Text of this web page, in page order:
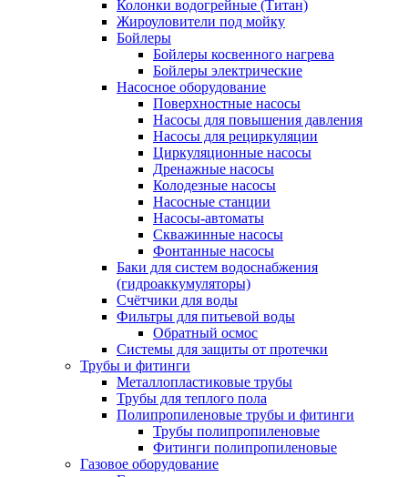
Колонки водогрейные (Титан)
Жироуловители под мойку
Бойлеры
Бойлеры косвенного нагрева
Бойлеры электрические
Насосное оборудование
Поверхностные насосы
Насосы для повышения давления
Насосы для рециркуляции
Циркуляционные насосы
Дренажные насосы
Колодезные насосы
Насосные станции
Насосы-автоматы
Скважинные насосы
Фонтанные насосы
Баки для систем водоснабжения
(гидроаккумуляторы)
Счётчики для воды
Фильтры для питьевой воды
Обратный осмос
Системы для защиты от протечки
Трубы и фитинги
Металлопластиковые трубы
Трубы для теплого пола
Полипропиленовые трубы и фитинги
Трубы полипропиленовые
Фитинги полипропиленовые
Газовое оборудование